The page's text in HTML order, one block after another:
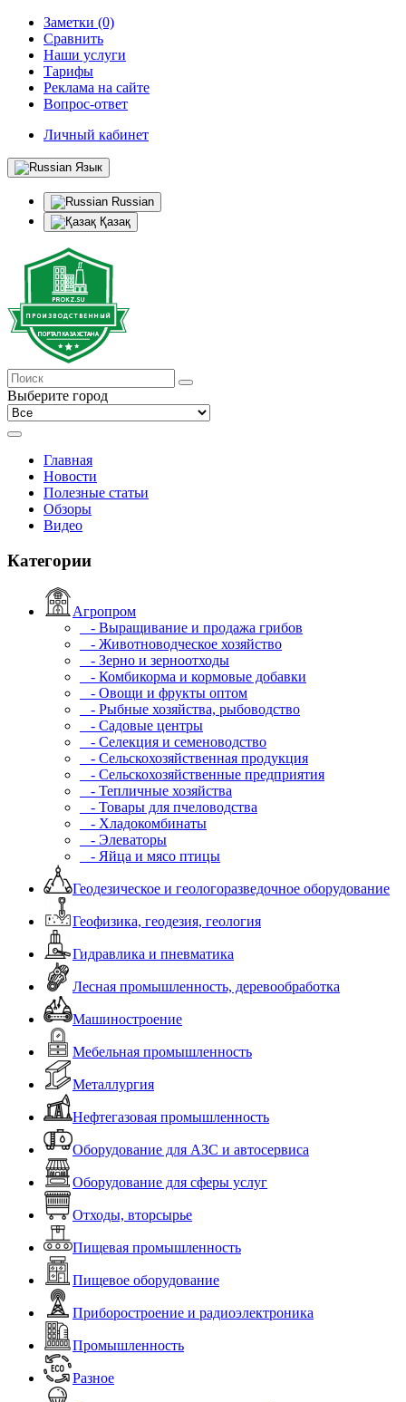
Заметки (0)
Сравнить
Наши услуги
Тарифы
Реклама на сайте
Вопрос-ответ
Личный кабинет
Язык
Russian
Қазақ
Выберите город
Главная
Новости
Полезные статьи
Обзоры
Видео
Категории
Агропром
- Выращивание и продажа грибов
- Животноводческое хозяйство
- Зерно и зерноотходы
- Комбикорма и кормовые добавки
- Овощи и фрукты оптом
- Рыбные хозяйства, рыбоводство
- Садовые центры
- Селекция и семеноводство
- Сельскохозяйственная продукция
- Сельскохозяйственные предприятия
- Тепличные хозяйства
- Товары для пчеловодства
- Хладокомбинаты
- Элеваторы
- Яйца и мясо птицы
Геодезическое и геологоразведочное оборудование
Геофизика, геодезия, геология
Гидравлика и пневматика
Лесная промышленность, деревообработка
Машиностроение
Мебельная промышленность
Металлургия
Нефтегазовая промышленность
Оборудование для АЗС и автосервиса
Оборудование для сферы услуг
Отходы, вторсырье
Пищевая промышленность
Пищевое оборудование
Приборостроение и радиоэлектроника
Промышленность
Разное